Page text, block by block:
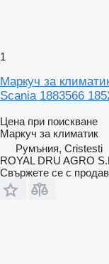
1
Маркуч за
Scania 1883566
Цена при поискване
Маркуч за климатик
Румъния, Cristesti
ROYAL DRU AGRO
Свържете се с